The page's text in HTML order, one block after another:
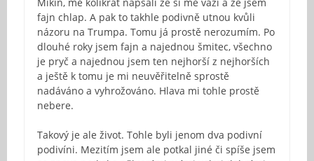
fajn chlap. A pak to takhle podivně utnou kvůli
názoru na Trumpa. Tomu já prostě nerozumím. Po
dlouhé roky jsem fajn a najednou šmitec, všechno
je pryč a najednou jsem ten nejhorší z nejhorších
a ještě k tomu je mi neuvěřitelně sprostě
nadáváno a vyhrožováno. Hlava mi tohle prostě
nebere.
Takový je ale život. Tohle byli jenom dva podivní
podivíni. Mezitím jsem ale potkal jiné či spíše jsem